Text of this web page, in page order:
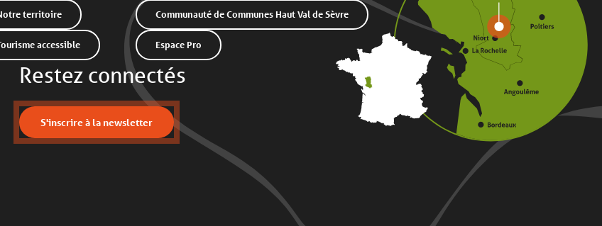
Notre territoire Communauté de Communes Haut Val de Sèvre
Tourisme accessible Espace Pro
Restez connectés
S'inscrire à la newsletter